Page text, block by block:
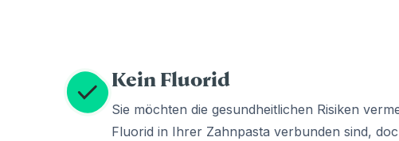
Kein Fluorid
Sie möchten die gesundheitlichen Risiken
Fluorid in Ihrer Zahnpasta verbunden sind,